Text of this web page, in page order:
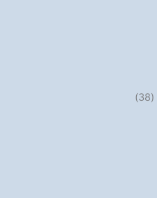
(38)